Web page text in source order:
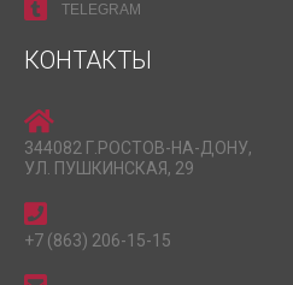
TELEGRAM
КОНТАКТЫ
344082 Г.РОСТОВ-НА-ДОНУ,
УЛ. ПУШКИНСКАЯ, 29
+7 (863) 206-15-15